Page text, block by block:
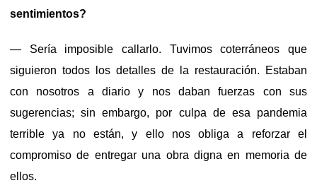
sentimientos?
— Sería imposible callarlo. Tuvimos coterráneos que
siguieron todos los detalles de la restauración. Estaban
con nosotros a diario y nos daban fuerzas con sus
sugerencias; sin embargo, por culpa de esa pandemia
terrible ya no están, y ello nos obliga a reforzar el
compromiso de entregar una obra digna en memoria de
ellos.